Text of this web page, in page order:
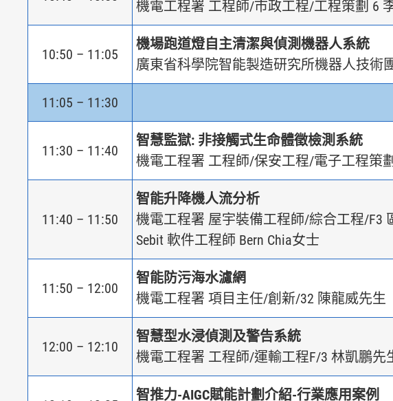
機電工程署 工程師/市政工程/工程策劃 6
10:50 – 11:05
機場跑道燈自主清潔與偵測機器人系統
廣東省科學院智能製造研究所機器人技術
11:05 – 11:30
11:30 – 11:40
智慧監獄: 非接觸式生命體徵檢測系統
機電工程署 工程師/保安工程/電子工程策
11:40 – 11:50
智能升降機人流分析
機電工程署 屋宇裝備工程師/綜合工程/F3
Sebit 軟件工程師 Bern Chia女士
11:50 – 12:00
智能防污海水濾網
機電工程署 項目主任/創新/32 陳龍威先生
12:00 – 12:10
智慧型水浸偵測及警告系統
機電工程署 工程師/運輸工程F/3 林凱鵬先
智推力-AIGC賦能計劃介紹-行業應用案例